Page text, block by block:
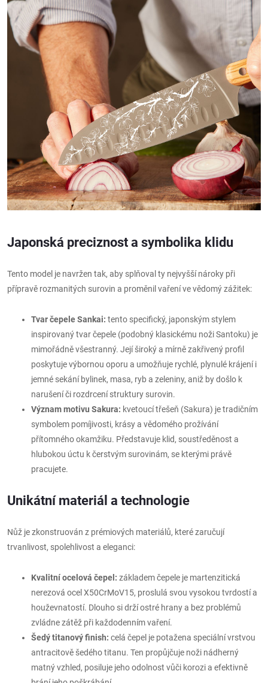
Japonská preciznost a symbolika klidu
Tento model je navržen tak, aby splňoval ty nejvyšší nároky při
přípravě rozmanitých surovin a proměnil vaření ve vědomý zážitek:
Tvar čepele Sankai: tento specifický, japonským stylem
inspirovaný tvar čepele (podobný klasickému noži Santoku) je
mimořádně všestranný. Její široký a mírně zakřivený profil
poskytuje výbornou oporu a umožňuje rychlé, plynulé krájení i
jemné sekání bylinek, masa, ryb a zeleniny, aniž by došlo k
narušení či rozdrcení struktury surovin.
Význam motivu Sakura: kvetoucí třešeň (Sakura) je tradičním
symbolem pomíjivosti, krásy a vědomého prožívání
přítomného okamžiku. Představuje klid, soustředěnost a
hlubokou úctu k čerstvým surovinám, se kterými právě
pracujete.
Unikátní materiál a technologie
Nůž je zkonstruován z prémiových materiálů, které zaručují
trvanlivost, spolehlivost a eleganci:
Kvalitní ocelová čepel: základem čepele je martenzitická
nerezová ocel X50CrMoV15, proslulá svou vysokou tvrdostí a
houževnatostí. Dlouho si drží ostré hrany a bez problémů
zvládne zátěž při každodenním vaření.
Šedý titanový finish: celá čepel je potažena speciální vrstvou
antracitově šedého titanu. Ten propůjčuje noži nádherný
matný vzhled, posiluje jeho odolnost vůči korozi a efektivně